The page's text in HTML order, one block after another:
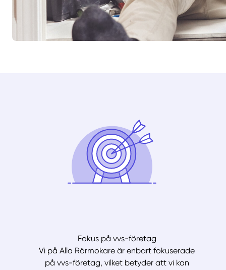
Fokus på vvs-företag
Vi på Alla Rörmokare är enbart fokuserade
på vvs-företag, vilket betyder att vi kan